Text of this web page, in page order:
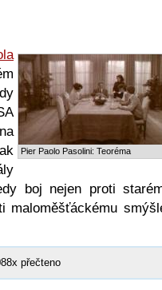
Pier Paolo Pasolini: Teoréma
boj nejen proti
maloměšťáckému
přečteno